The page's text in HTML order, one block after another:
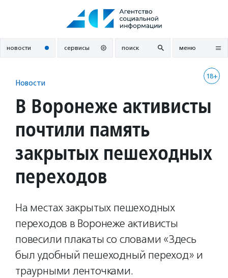
новости сервисы поиск меню
18+
Новости
В Воронеже активисты
почтили память
закрытых пешеходных
переходов
На местах закрытых пешеходных
переходов в Воронеже активисты
повесили плакаты со словами «Здесь
был удобный пешеходный переход» и
траурными ленточками.